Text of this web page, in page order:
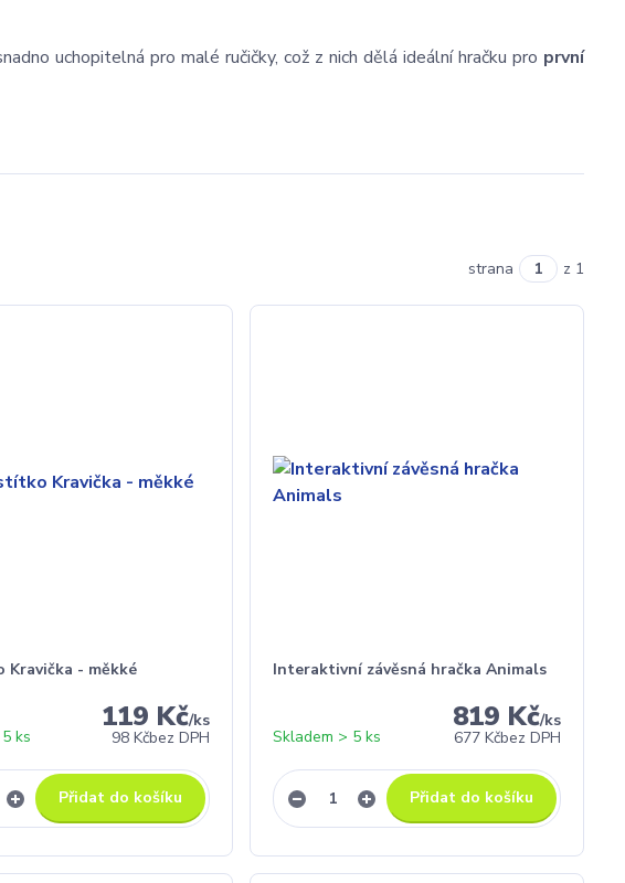
uchopitelná pro malé ručičky, což z nich dělá ideální hračku pro první
strana z 1
Kravička - měkké
119 Kč/ks
98 Kčbez DPH
ks
Přidat do košíku
Interaktivní závěsná hračka Animals
819 Kč/ks
677 Kčbez DPH
Skladem > 5 ks
Přidat do košíku